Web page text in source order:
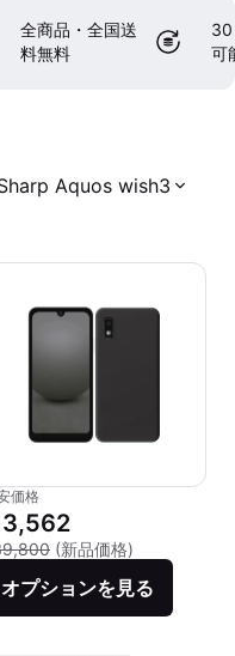
全商品・全国送
料無料
30
可
Aquos wish3
¥105,480
価格
ァービッシュ品の価格：
(新品価格)
オプションを見る